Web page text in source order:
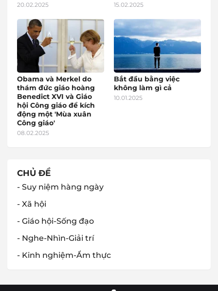
20.02.2025 15.02.2025
Obama và Merkel do
thám đức giáo hoàng
Benedict XVI và Giáo
hội Công giáo để kích
động một 'Mùa xuân
Công giáo'
08.02.2025
Bắt đầu bằng việc
không làm gì cả
10.01.2025
CHỦ ĐỀ
- Suy niệm hàng ngày
- Xã hội
- Giáo hội-Sống đạo
- Nghe-Nhìn-Giải trí
- Kinh nghiệm-Ẩm thực